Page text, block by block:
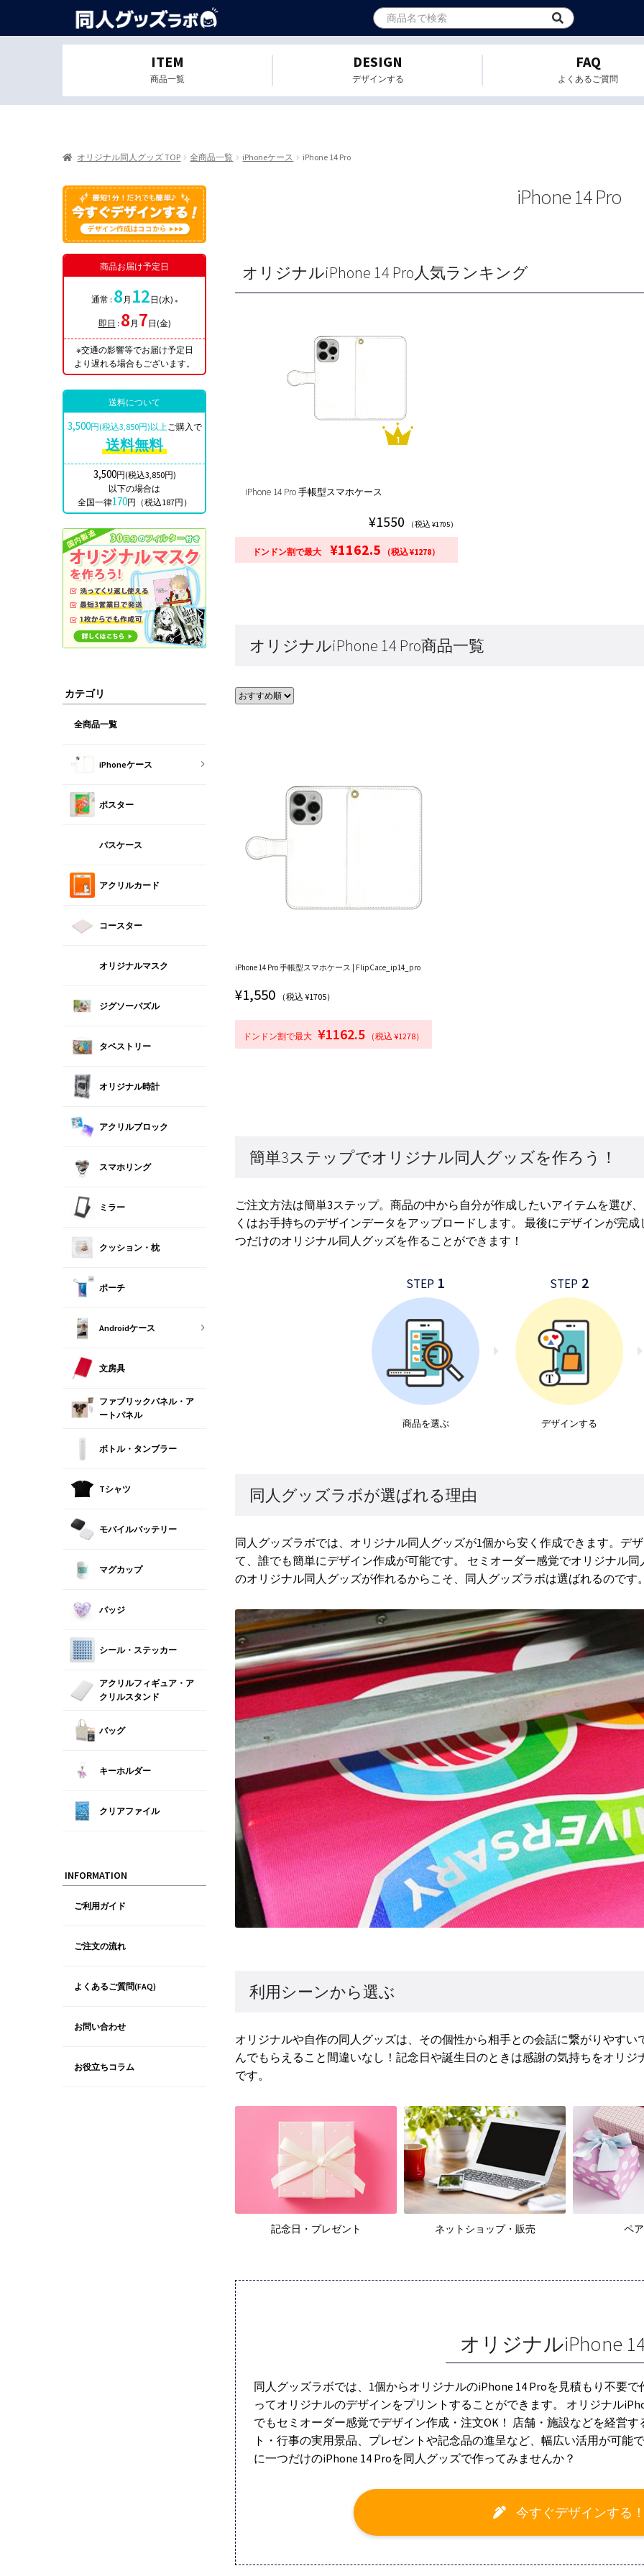
ITEM
商品一覧
DESIGN
デザインする
FAQ
よくあるご質問
オリジナル同人グッズ TOP 全商品一覧 iPhoneケース iPhone 14 Pro
iPhone 14 Pro
オリジナルiPhone 14 Pro人気ランキング
iPhone 14 Pro 手帳型スマホケース
¥1550 （税込 ¥1705）
ドンドン割で最大 ¥1162.5 （税込 ¥1278）
オリジナルiPhone 14 Pro商品一覧
iPhone 14 Pro 手帳型スマホケース | FlipCace_ip14_pro
¥1,550 （税込 ¥1705）
ドンドン割で最大 ¥1162.5 （税込 ¥1278）
簡単3ステップでオリジナル同人グッズを作ろう！
ご注文方法は簡単3ステップ。商品の中から自分が作成したいアイテムを選び
くはお手持ちのデザインデータをアップロードします。 最後にデザインが完
つだけのオリジナル同人グッズを作ることができます！
STEP 1
商品を選ぶ
STEP 2
デザインする
同人グッズラボが選ばれる理由
同人グッズラボでは、オリジナル同人グッズが1個から安く作成できます。デ
て、誰でも簡単にデザイン作成が可能です。 セミオーダー感覚でオリジナル
のオリジナル同人グッズが作れるからこそ、同人グッズラボは選ばれるのです。
利用シーンから選ぶ
オリジナルや自作の同人グッズは、その個性から相手との会話に繋がりやす
んでもらえること間違いなし！記念日や誕生日のときは感謝の気持ちをオリ
です。
記念日・プレゼント ネットショップ・販売 ペ
オリジナルiPhone
同人グッズラボでは、1個からオリジナルのiPhone 14 Proを見積もり不要
ってオリジナルのデザインをプリントすることができます。 オリジナル
でもセミオーダー感覚でデザイン作成・注文OK！ 店舗・施設などを経営
ト・行事の実用景品、プレゼントや記念品の進呈など、幅広い活用が可能
に一つだけのiPhone 14 Proを同人グッズで作ってみませんか？
今すぐデザインする！
商品お届け予定日
通常 : 8 月 12 日(水) ※
即日 : 8 月 7 日(金)
※交通の影響等でお届け予定日
より遅れる場合もございます。
送料について
3,500円(税込3,850円)以上ご購入で
送料無料
3,500円(税込3,850円)
以下の場合は
全国一律170円（税込187円）
カテゴリ
全商品一覧
iPhoneケース
ポスター
パスケース
アクリルカード
コースター
オリジナルマスク
ジグソーパズル
タペストリー
オリジナル時計
アクリルブロック
スマホリング
ミラー
クッション・枕
ポーチ
Androidケース
文房具
ファブリックパネル・ア
ートパネル
ボトル・タンブラー
Tシャツ
モバイルバッテリー
マグカップ
バッジ
シール・ステッカー
アクリルフィギュア・ア
クリルスタンド
バッグ
キーホルダー
クリアファイル
INFORMATION
ご利用ガイド
ご注文の流れ
よくあるご質問(FAQ)
お問い合わせ
お役立ちコラム